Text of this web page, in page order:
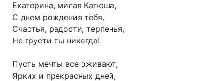
Екатерина, милая Катюша,
С днем рождения тебя,
Счастья, радости, терпенья,
Не грусти ты никогда!
Пусть мечты все оживают,
Ярких и прекрасных дней,